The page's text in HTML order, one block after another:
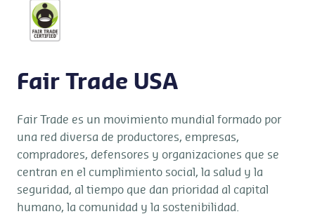
Fair Trade USA
Fair Trade es un movimiento mundial formado por
una red diversa de productores, empresas,
compradores, defensores y organizaciones que se
centran en el cumplimiento social, la salud y la
seguridad, al tiempo que dan prioridad al capital
humano, la comunidad y la sostenibilidad.